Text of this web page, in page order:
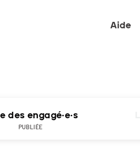
Aide
des engagé·e·s
PUBLIÉE